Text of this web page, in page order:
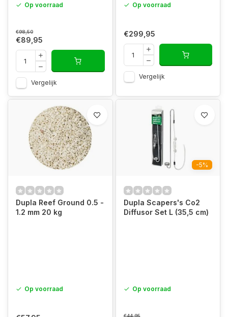
Op voorraad
€98,50
€89,95
Vergelijk
Op voorraad
€299,95
Vergelijk
Dupla Reef Ground 0.5 -
1.2 mm 20 kg
Op voorraad
-5%
Dupla Scapers's Co2
Diffusor Set L (35,5 cm)
Op voorraad
€44,95